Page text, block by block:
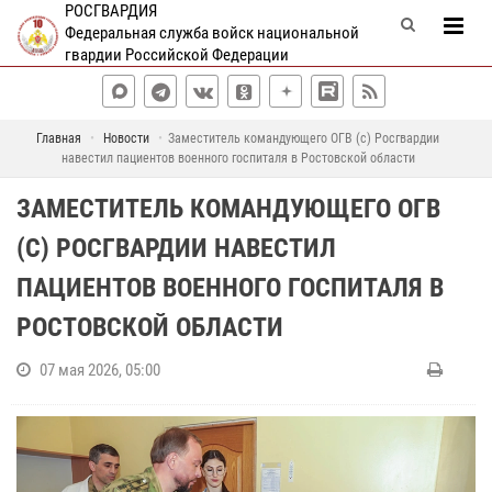
РОСГВАРДИЯ
Федеральная служба войск национальной
гвардии Российской Федерации
Главная Новости
Заместитель командующего ОГВ (с) Росгвардии
навестил пациентов военного госпиталя в Ростовской области
ЗАМЕСТИТЕЛЬ КОМАНДУЮЩЕГО ОГВ
(С) РОСГВАРДИИ НАВЕСТИЛ
ПАЦИЕНТОВ ВОЕННОГО ГОСПИТАЛЯ В
РОСТОВСКОЙ ОБЛАСТИ
07 мая 2026, 05:00